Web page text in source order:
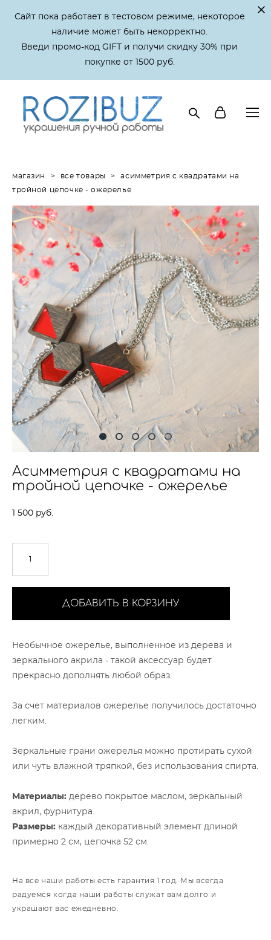
Сайт пока работает в тестовом режиме, некоторое
наличие может быть некорректно.
Введи промо-код GIFT и получи скидку 30% при
покупке от 1500 руб.
магазин > все товары > асимметрия с квадратами на
тройной цепочке - ожерелье
Асимметрия с квадратами на
тройной цепочке - ожерелье
1 500 pуб.
ДОБАВИТЬ В КОРЗИНУ
Необычное ожерелье, выполненное из дерева и
зеркального акрила - такой аксессуар будет
прекрасно дополнять любой образ.
За счет материалов ожерелье получилось достаточно
легким.
Зеркальные грани ожерелья можно протирать сухой
или чуть влажной тряпкой, без использования спирта.
Материалы: дерево покрытое маслом, зеркальный
акрил, фурнитура.
Размеры: каждый декоративный элемент длиной
примерно 2 см, цепочка 52 см.
На все наши работы есть гарантия 1 год. Мы всегда
радуемся когда наши работы служат вам долго и
украшают вас ежедневно.